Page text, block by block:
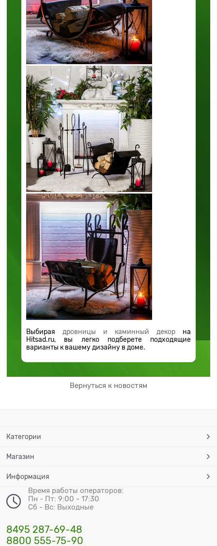
Выбирая дровницы и каминный декорна
Hitsad.ru, вы легко подберете подходящие
варианты к вашему дизайну в доме.
Вернуться к новостям
Категории
Магазин
Информация
Время работы операторов:
Пн - Пт: 9:00 - 17:30
Сб - Вс: Выходные
8495 287-69-48
8800 555-75-90